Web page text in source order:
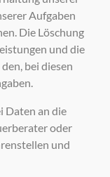
Aufgaben
Die Löschung
und die
bei diesen
Daten an die
oder
und